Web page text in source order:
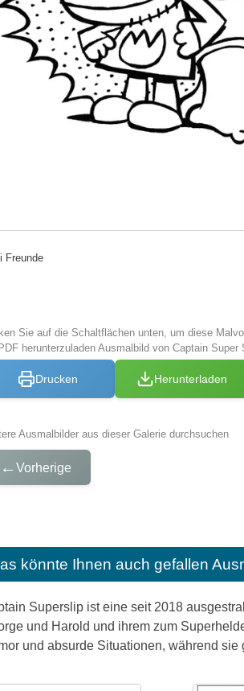
Freunde
Sie auf die Schaltflächen unten, um diese
herunterzuladen Ausmalbild von Captain Super
Drucken Herunterladen
Ausmalbilder aus dieser Galerie durchsuchen
← Vorherige
könnte Ihnen auch gefallen
Superslip ist eine seit 2018
und Harold und ihrem zum
und absurde Situationen, während